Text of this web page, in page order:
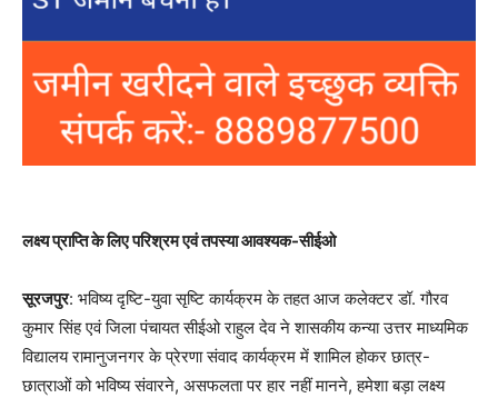
लक्ष्य प्राप्ति के लिए परिश्रम एवं तपस्या आवश्यक-सीईओ
सूरजपुर: भविष्य दृष्टि-युवा सृष्टि कार्यक्रम के तहत आज कलेक्टर डॉ. गौरव
कुमार सिंह एवं जिला पंचायत सीईओ राहुल देव ने शासकीय कन्या उत्तर माध्यमिक
विद्यालय रामानुजनगर के प्रेरणा संवाद कार्यक्रम में शामिल होकर छात्र-
छात्राओं को भविष्य संवारने, असफलता पर हार नहीं मानने, हमेशा बड़ा लक्ष्य